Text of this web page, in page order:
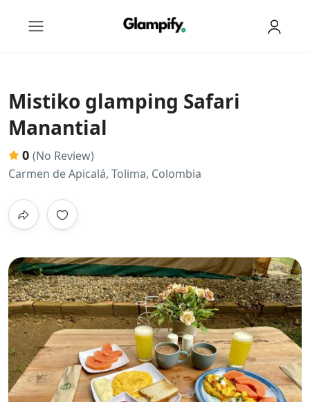
Mistiko glamping Safari
Manantial
0 (No Review)
Carmen de Apicalá, Tolima, Colombia